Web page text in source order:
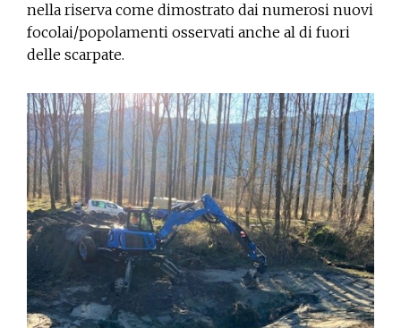
nella riserva come dimostrato dai numerosi nuovi
focolai/popolamenti osservati anche al di fuori
delle scarpate.